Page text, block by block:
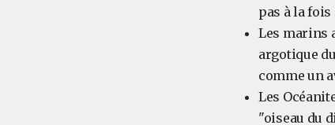
pas à la
Les marins
argotique
comme un
Les
"oiseau du